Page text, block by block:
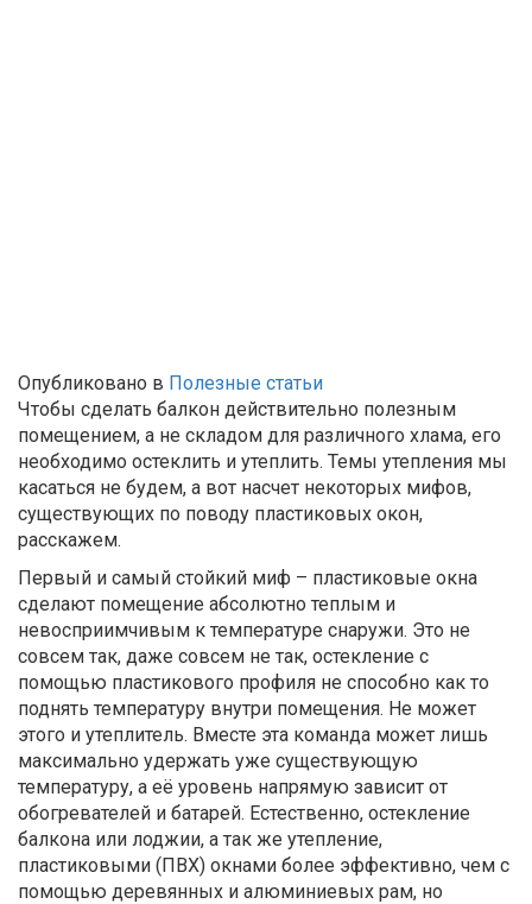
Опубликовано в Полезные статьи
Чтобы сделать балкон действительно полезным
помещением, а не складом для различного хлама, его
необходимо остеклить и утеплить. Темы утепления мы
касаться не будем, а вот насчет некоторых мифов,
существующих по поводу пластиковых окон,
расскажем.
Первый и самый стойкий миф – пластиковые окна
сделают помещение абсолютно теплым и
невосприимчивым к температуре снаружи. Это не
совсем так, даже совсем не так, остекление с
помощью пластикового профиля не способно как то
поднять температуру внутри помещения. Не может
этого и утеплитель. Вместе эта команда может лишь
максимально удержать уже существующую
температуру, а её уровень напрямую зависит от
обогревателей и батарей. Естественно, остекление
балкона или лоджии, а так же утепление,
пластиковыми (ПВХ) окнами более эффективно, чем с
помощью деревянных и алюминиевых рам, но